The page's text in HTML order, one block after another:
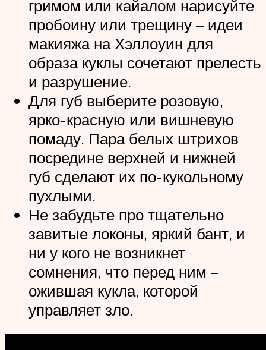
гримом или кайалом нарисуйте
пробоину или трещину – идеи
макияжа на Хэллоуин для
образа куклы сочетают прелесть
и разрушение.
Для губ выберите розовую,
ярко-красную или вишневую
помаду. Пара белых штрихов
посредине верхней и нижней
губ сделают их по-кукольному
пухлыми.
Не забудьте про тщательно
завитые локоны, яркий бант, и
ни у кого не возникнет
сомнения, что перед ним –
ожившая кукла, которой
управляет зло.